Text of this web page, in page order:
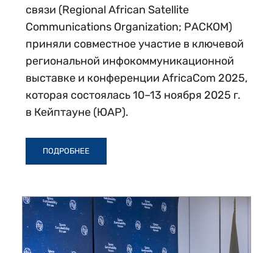
связи (Regional African Satellite
Communications Organization; РАСКОМ)
приняли совместное участие в ключевой
региональной инфокоммуникационной
выставке и конференции AfricaCom 2025,
которая состоялась 10–13 ноября 2025 г.
в Кейптауне (ЮАР).
ПОДРОБНЕЕ